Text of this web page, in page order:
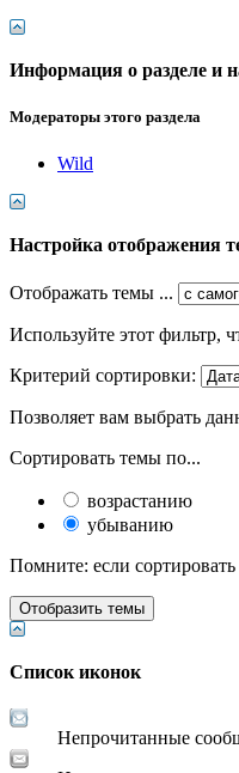
Информация о разделе и
Модераторы этого раздела
Wild
Настройка отображения
Отображать темы ...
Используйте этот фильтр,
Критерий сортировки:
Позволяет вам выбрать
Сортировать темы по...
возрастанию
убыванию
Помните: если
Список иконок
Непрочитанные